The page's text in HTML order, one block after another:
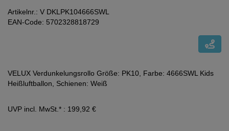
Artikelnr.: V DKLPK104666SWL
EAN-Code: 5702328818729
VELUX Verdunkelungsrollo Größe: PK10, Farbe: 4666SWL Kids
Heißluftballon, Schienen: Weiß
UVP incl. MwSt.* : 199,92 €